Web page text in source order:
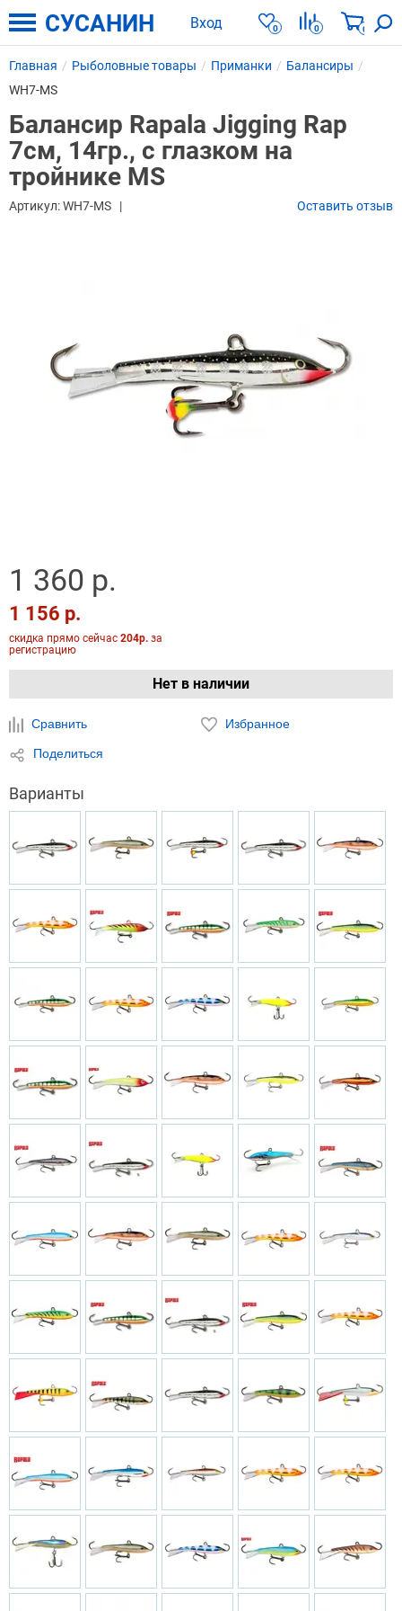
Вход 0 0 0
СУСАНИН
Главная Рыболовные товары Приманки
Балансиры
WH7-MS
Балансир Rapala Jigging Rap
7см, 14гр., с глазком на
тройнике MS
Артикул:WH7-MS Оставить отзыв
1 360 р.
1 156 р.
скидка прямо сейчас 204р. за
регистрацию
Нет в наличии
Сравнить Избранное
Поделиться
Варианты